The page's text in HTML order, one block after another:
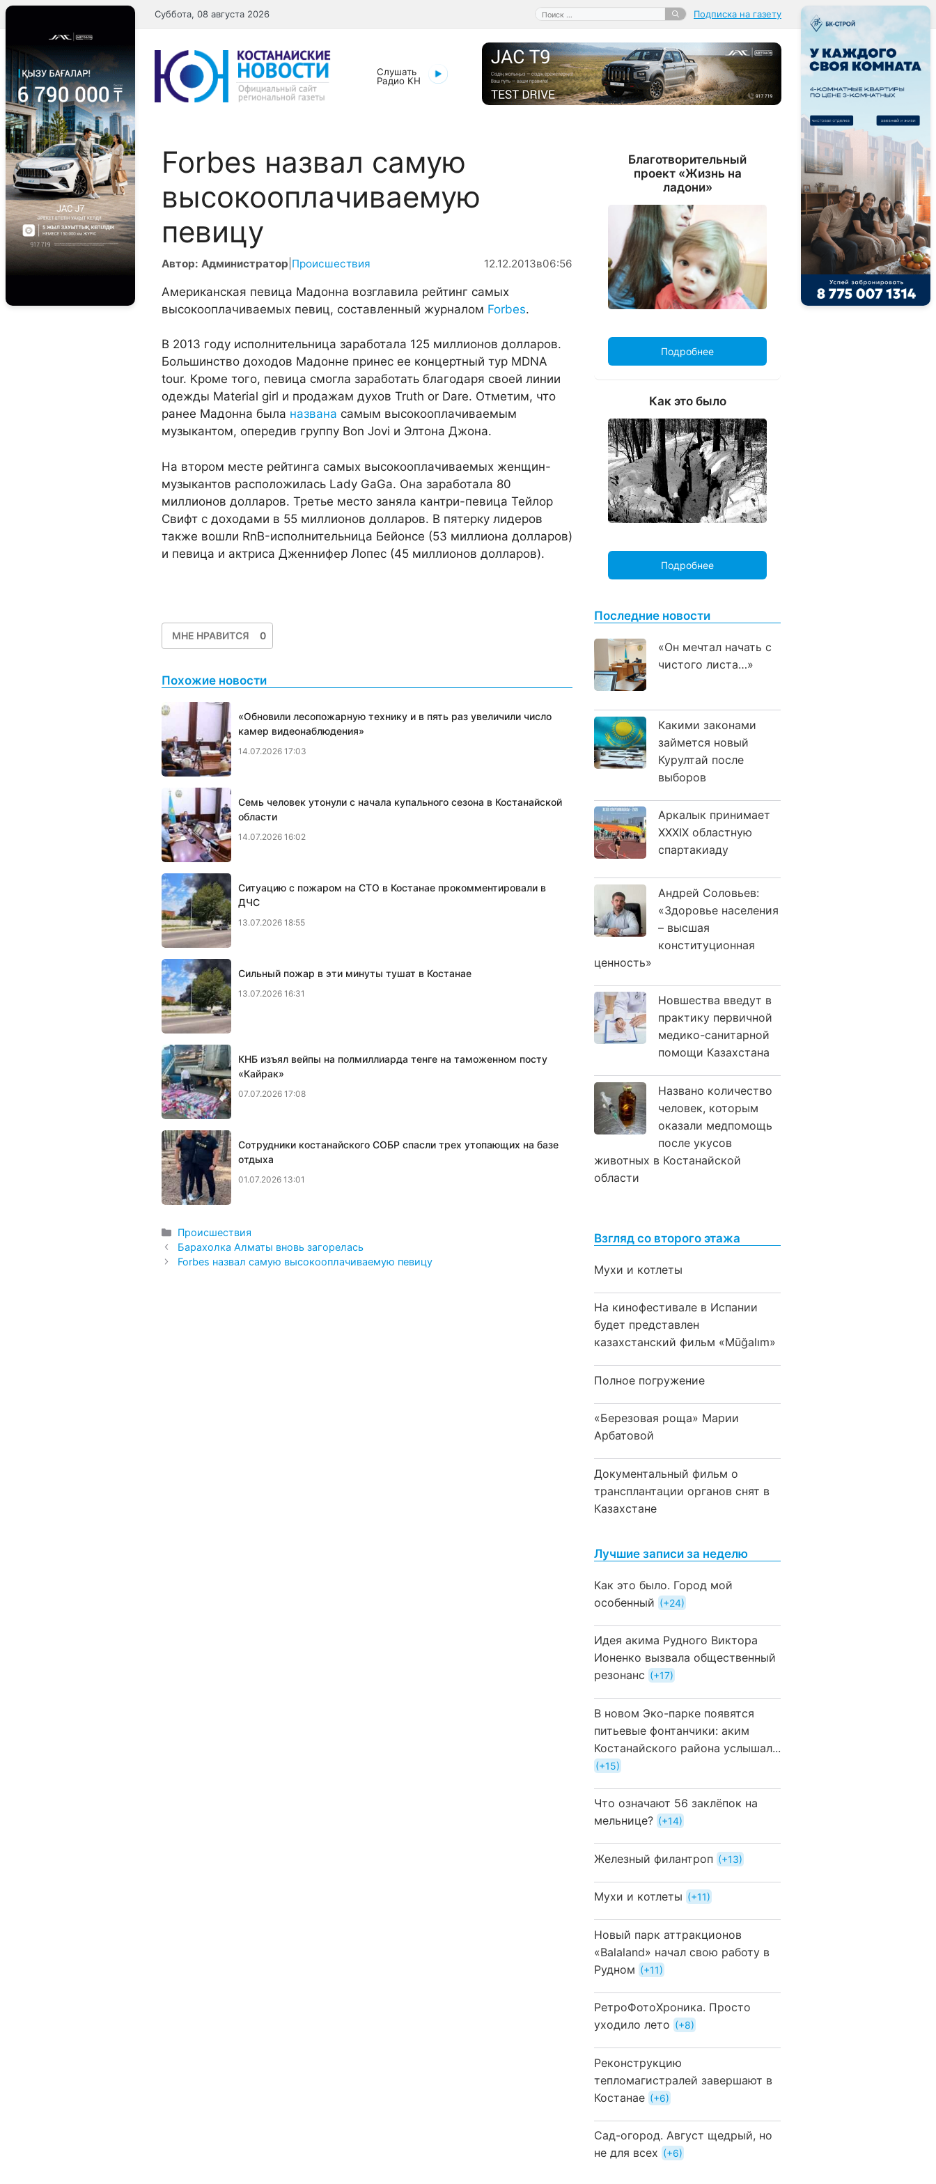
Перейти
к
содержимому
Поиск:
Суббота, 08 августа 2026 Подписка на газету
Слушать
Радио КН
Forbes назвал самую
высокооплачиваемую
певицу
Автор: Администратор Происшествия 12.12.2013в06:56
Американская певица Мадонна возглавила рейтинг самых
высокооплачиваемых певиц, составленный журналом Forbes.
В 2013 году исполнительница заработала 125 миллионов долларов.
Большинство доходов Мадонне принес ее концертный тур MDNA
tour. Кроме того, певица смогла заработать благодаря своей линии
одежды Material girl и продажам духов Truth or Dare. Отметим, что
ранее Мадонна была названа самым высокооплачиваемым
музыкантом, опередив группу Bon Jovi и Элтона Джона.
На втором месте рейтинга самых высокооплачиваемых женщин-
музыкантов расположилась Lady GaGa. Она заработала 80
миллионов долларов. Третье место заняла кантри-певица Тейлор
Свифт с доходами в 55 миллионов долларов. В пятерку лидеров
также вошли RnB-исполнительница Бейонсе (53 миллиона долларов)
и певица и актриса Дженнифер Лопес (45 миллионов долларов).
МНЕ НРАВИТСЯ 0
Похожие новости
«Обновили лесопожарную технику и в пять раз увеличили число
камер видеонаблюдения»
14.07.2026 17:03
Семь человек утонули с начала купального сезона в Костанайской
области
14.07.2026 16:02
Ситуацию с пожаром на СТО в Костанае прокомментировали в
ДЧС
13.07.2026 18:55
Сильный пожар в эти минуты тушат в Костанае
13.07.2026 16:31
КНБ изъял вейпы на полмиллиарда тенге на таможенном посту
«Кайрак»
07.07.2026 17:08
Сотрудники костанайского СОБР спасли трех утопающих на базе
отдыха
01.07.2026 13:01
Рубрики
Происшествия
Барахолка Алматы вновь загорелась
Forbes назвал самую высокооплачиваемую певицу
Благотворительный
проект «Жизнь на
ладони»
Подробнее
Как это было
Подробнее
Последние новости
«Он мечтал начать с
чистого листа…»
Какими законами
займется новый
Курултай после
выборов
Аркалык принимает
XXXIX областную
спартакиаду
Андрей Соловьев:
«Здоровье населения
– высшая
конституционная
ценность»
Новшества введут в
практику первичной
медико-санитарной
помощи Казахстана
Названо количество
человек, которым
оказали медпомощь
после укусов
животных в Костанайской
области
Взгляд со второго этажа
Мухи и котлеты
На кинофестивале в Испании
будет представлен
казахстанский фильм «Mūğalım»
Полное погружение
«Березовая роща» Марии
Арбатовой
Документальный фильм о
трансплантации органов снят в
Казахстане
Лучшие записи за неделю
Как это было. Город мой
особенный
+24
Идея акима Рудного Виктора
Ионенко вызвала общественный
резонанс
+17
В новом Эко-парке появятся
питьевые фонтанчики: аким
Костанайского района услышал...
+15
Что означают 56 заклёпок на
мельнице?
+14
Железный филантроп +13
Мухи и котлеты +11
Новый парк аттракционов
«Balaland» начал свою работу в
Рудном
+11
РетроФотоХроника. Просто
уходило лето
+8
Реконструкцию
тепломагистралей завершают в
Костанае
+6
Сад-огород. Август щедрый, но
не для всех
+6